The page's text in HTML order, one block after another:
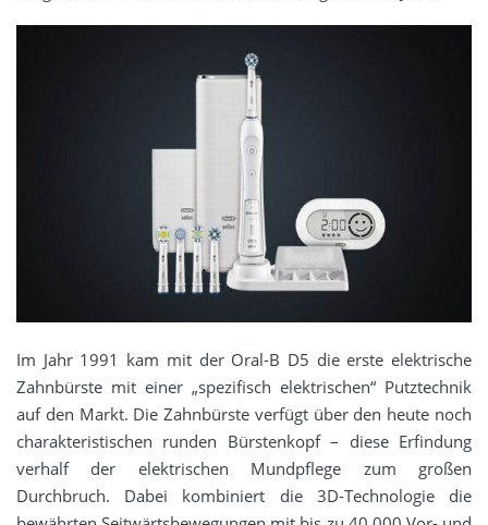
Im Jahr 1991 kam mit der Oral-B D5 die erste elektrische
Zahnbürste mit einer „spezifisch elektrischen“ Putztechnik
auf den Markt. Die Zahnbürste verfügt über den heute noch
charakteristischen runden Bürstenkopf – diese Erfindung
verhalf der elektrischen Mundpflege zum großen
Durchbruch. Dabei kombiniert die 3D-Technologie die